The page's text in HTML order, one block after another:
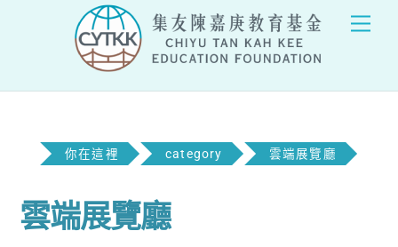
你在這裡 category 雲端展覽廳
雲端展覽廳